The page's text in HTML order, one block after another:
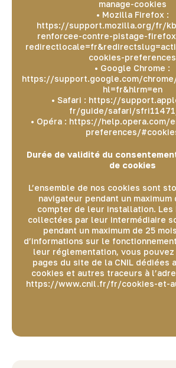
manage-cookies
• Mozilla Firefox :
https://support.mozilla.org/fr/
renforcee-contre-pistage-
cookies-preferences
• Google Chrome :
https://support.google.com/
hl=fr&hlrm=en
• Safari : https://
fr/guide/safari/
• Opéra : https://
preferences/
Durée de validité du
de cookies
L’ensemble de nos cookies sont
navigateur pendant un maximum
compter de leur installation. Les
collectées par leur intermédiaire
pendant un maximum de 25
d’informations sur le
leur réglementation, vous
pages du site de la CNIL dédiées
cookies et autres traceurs à
https://www.cnil.fr/fr/cookies-et-